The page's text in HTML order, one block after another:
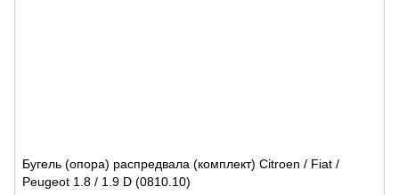
Бугель (опора) распредвала (комплект) Citroen / Fiat /
Peugeot 1.8 / 1.9 D (0810.10)